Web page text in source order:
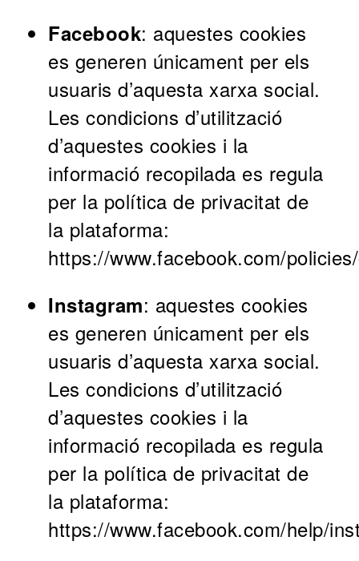
Facebook: aquestes cookies
es generen únicament per els
usuaris d’aquesta xarxa social.
Les condicions d’utilització
d’aquestes cookies i la
informació recopilada es regula
per la política de privacitat de
la plataforma:
https://www.facebook.com/
Instagram: aquestes cookies
es generen únicament per els
usuaris d’aquesta xarxa social.
Les condicions d’utilització
d’aquestes cookies i la
informació recopilada es regula
per la política de privacitat de
la plataforma:
https://www.facebook.com/help/